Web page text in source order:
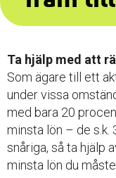
Ta hjälp med att
Som ägare till ett
under vissa
med bara 20
minsta lön – de s.k.
snåriga, så ta hjälp
minsta lön du måste